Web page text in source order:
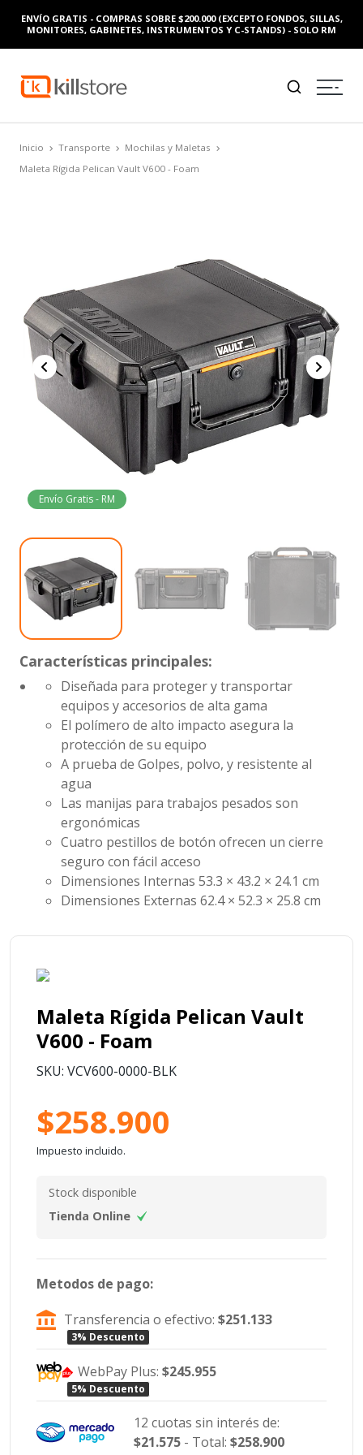
ENVÍO GRATIS - COMPRAS SOBRE $200.000 (EXCEPTO FONDOS, SILLAS,
MONITORES, GABINETES, INSTRUMENTOS Y C-STANDS) - SOLO RM
Inicio Transporte
Mochilas y Maletas
Maleta Rígida Pelican Vault V600 - Foam
Envío Gratis - RM
Características principales:
Diseñada para proteger y transportar
equipos y accesorios de alta gama
El polímero de alto impacto asegura la
protección de su equipo
A prueba de Golpes, polvo, y resistente al
agua
Las manijas para trabajos pesados son
ergonómicas
Cuatro pestillos de botón ofrecen un cierre
seguro con fácil acceso
Dimensiones Internas 53.3 × 43.2 × 24.1 cm
Dimensiones Externas 62.4 × 52.3 × 25.8 cm
Maleta Rígida Pelican Vault
V600 - Foam
SKU: VCV600-0000-BLK
$258.900
Impuesto incluido.
Stock disponible
Tienda Online
Metodos de pago:
Transferencia o efectivo:$251.133
3% Descuento
WebPay Plus:$245.955
5% Descuento
12 cuotas sin interés de:
$21.575- Total: $258.900